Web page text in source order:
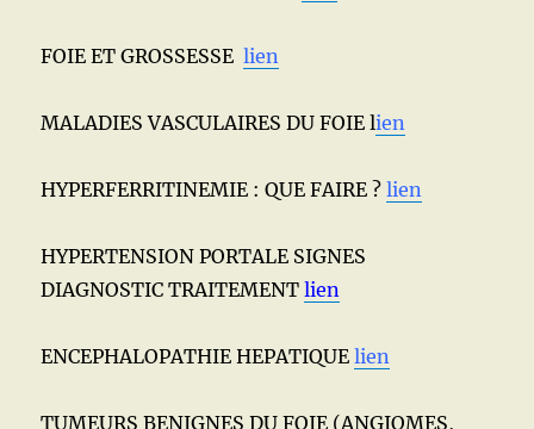
FOIE ET GROSSESSElien
MALADIES VASCULAIRES DU FOIE lien
HYPERFERRITINEMIE : QUE FAIRE ?lien
HYPERTENSION PORTALE SIGNES
DIAGNOSTIC TRAITEMENTlien
ENCEPHALOPATHIE HEPATIQUElien
TUMEURS BENIGNES DU FOIE (ANGIOMES,